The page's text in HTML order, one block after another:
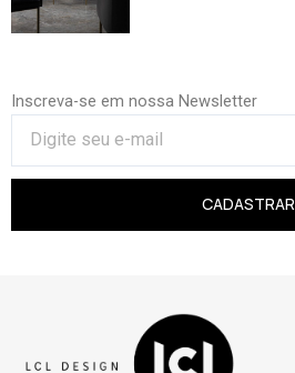
Inscreva-se em nossa Newsletter
CADASTRAR